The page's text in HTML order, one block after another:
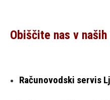
Obiščite nas v
Računovodski servis